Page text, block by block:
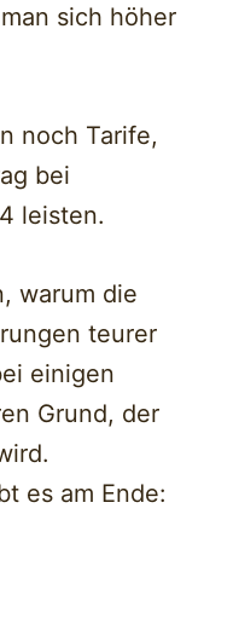
sich höher
noch Tarife,
bei
leisten.
warum die
teurer
einigen
Grund, der
es am Ende: